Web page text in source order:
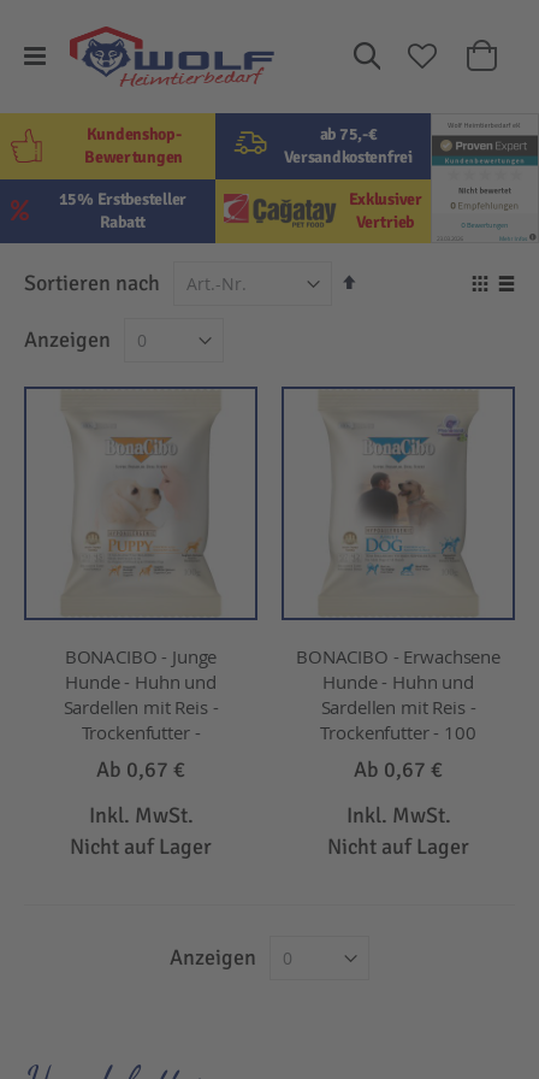
Suche
Mein
ab 75,-€
Versandkostenfrei
Exklusiver
Vertrieb
15% Erstbesteller
Rabatt
Kundenshop-
Bewertungen
Sortieren nach
In
Anzeigen
BONACIBO - Junge
Hunde - Huhn und
Sardellen mit Reis -
Trockenfutter -
Ab 0,67 €
Inkl. MwSt.
Nicht auf Lager
BONACIBO - Erwachsene
Hunde - Huhn und
Sardellen mit Reis -
Trockenfutter - 100
Ab 0,67 €
Inkl. MwSt.
Nicht auf Lager
Anzeigen